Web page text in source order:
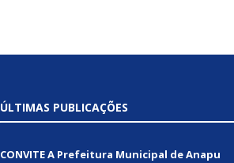
ÚLTIMAS PUBLICAÇÕES
CONVITE A Prefeitura Municipal de Anapu